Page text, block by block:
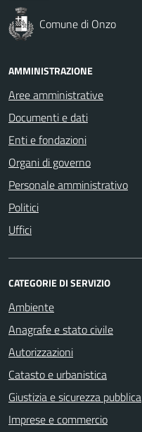
Comune di Onzo
AMMINISTRAZIONE
Aree amministrative
Documenti e dati
Enti e fondazioni
Organi di governo
Personale amministrativo
Politici
Uffici
CATEGORIE DI SERVIZIO
Ambiente
Anagrafe e stato civile
Autorizzazioni
Catasto e urbanistica
Giustizia e sicurezza pubblica
Imprese e commercio